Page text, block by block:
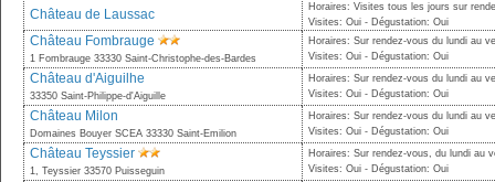
Château de Laussac
Horaires: Visites tous les jours sur
Visites: Oui - Dégustation: Oui
Château Fombrauge
1 Fombrauge 33330 Saint-Christophe-des-Bardes
Horaires: Sur rendez-vous du lundi au
Visites: Oui - Dégustation: Oui
Château d'Aiguilhe
33350 Saint-Philippe-d'Aiguille
Horaires: Sur rendez-vous du lundi au
Visites: Oui - Dégustation: Oui
Château Milon
Domaines Bouyer SCEA 33330 Saint-Emilion
Horaires: Sur rendez-vous du lundi au
Visites: Oui - Dégustation: Oui
Château Teyssier
1, Teyssier 33570 Puisseguin
Horaires: Sur rendez-vous, du lundi au
Visites: Oui - Dégustation: Oui